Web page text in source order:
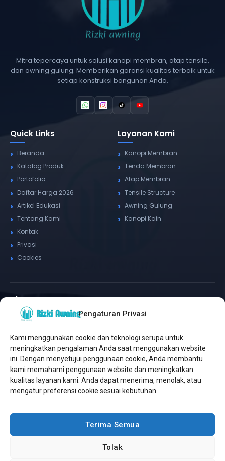
Pengaturan Privasi
Kami menggunakan cookie dan teknologi serupa untuk
meningkatkan pengalaman Anda saat menggunakan website
ini. Dengan menyetujui penggunaan cookie, Anda membantu
kami memahami penggunaan website dan meningkatkan
kualitas layanan kami. Anda dapat menerima, menolak, atau
mengatur preferensi cookie sesuai kebutuhan.
Terima Semua
Tolak
Mitra tepercaya untuk solusi kanopi membran, atap tensile,
dan awning gulung. Memberikan garansi kualitas terbaik untuk
setiap konstruksi bangunan Anda.
Quick Links
Beranda
Katalog Produk
Portofolio
Daftar Harga 2026
Artikel Edukasi
Tentang Kami
Kontak
Privasi
Cookies
Layanan Kami
Kanopi Membran
Tenda Membran
Atap Membran
Tensile Structure
Awning Gulung
Kanopi Kain
Alamat Kantor
✆ WhatsApp / Telepon
Pusat Sukabumi
Sukamanis, Kadudampit, Sukabumi
Cabang Jakarta
Kembangan, Jakarta Barat
Sektor A3, Tangerang Selatan